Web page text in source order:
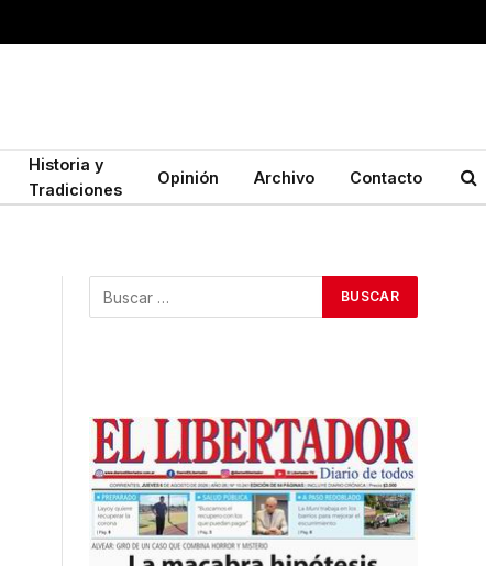
Historia y
Tradiciones
Opinión Archivo Contacto